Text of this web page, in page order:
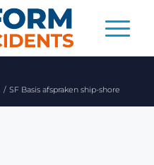
/ SF Basis afspraken ship-shore